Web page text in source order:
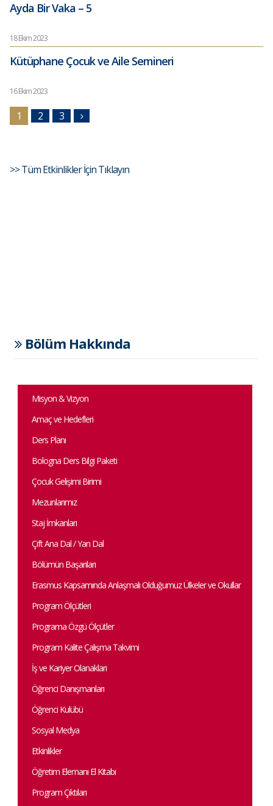
Ayda Bir Vaka – 5
18 Ekim 2023
Kütüphane Çocuk ve Aile Semineri
16 Ekim 2023
1 2 3
>> Tüm Etkinlikler İçin Tıklayın
Bölüm Hakkında
Misyon & Vizyon
Amaç ve Hedefleri
Ders Planı
Bologna Ders Bilgi Paketi
Çocuk Gelişimi Birimi
Mezunlarımız
Staj İmkanları
Çift Ana Dal / Yan Dal
Bölümün Başarıları
Erasmus Kapsamında Anlaşmalı Olduğumuz Ülkeler ve Okullar
Program Ölçütleri
Programa Özgü Ölçütler
Program Kalite Çalışma Takvimi
İş ve Kariyer Olanakları
Öğrenci Danışmanları
Öğrenci Kulübü
Sosyal Medya
Etkinlikler
Öğretim Elemanı El Kitabı
Program Çıktıları